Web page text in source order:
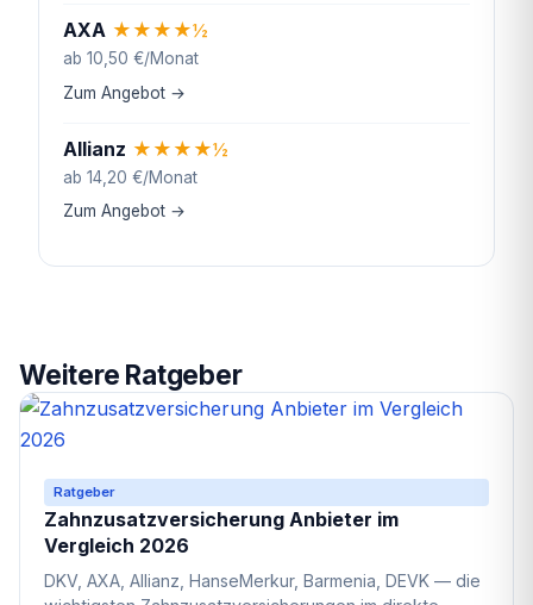
AXA ★ ★ ★ ★½
ab 10,50 €/Monat
Zum Angebot →
Allianz ★ ★ ★ ★½
ab 14,20 €/Monat
Zum Angebot →
Weitere Ratgeber
Ratgeber
Zahnzusatzversicherung Anbieter im
Vergleich 2026
DKV, AXA, Allianz, HanseMerkur, Barmenia, DEVK — die